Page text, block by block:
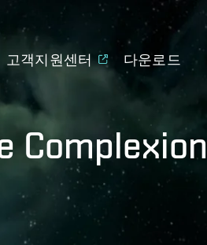
고객지원센터 다운로드
Complexion